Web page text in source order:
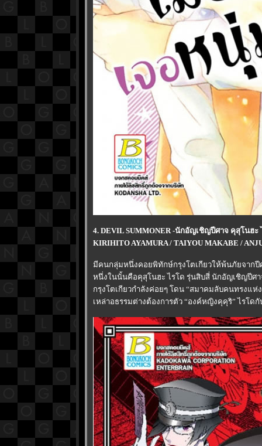
4. DEVIL SUMMONER -นักอัญเชิญปีศาจ คุสุโนฮะ
KIRIHITO AYAMURA / TAIYOU MAKABE /
มีคนกลุ่มหนึ่งคอยพิทักษ์กรุงโตเกียวให้พ้นภัยจาก
หนึ่งในนั้นคือคุสุโนฮะ ไรโด รุ่นสิบสี่ นักอัญเชิญปีศ
กรุงโตเกียวกำลังค่อยๆ โดน “สมาคมลับคนทรงแ
เหล่าอธรรมต่างต้องการตัว “องค์หญิงคุคุริ” ไรโด